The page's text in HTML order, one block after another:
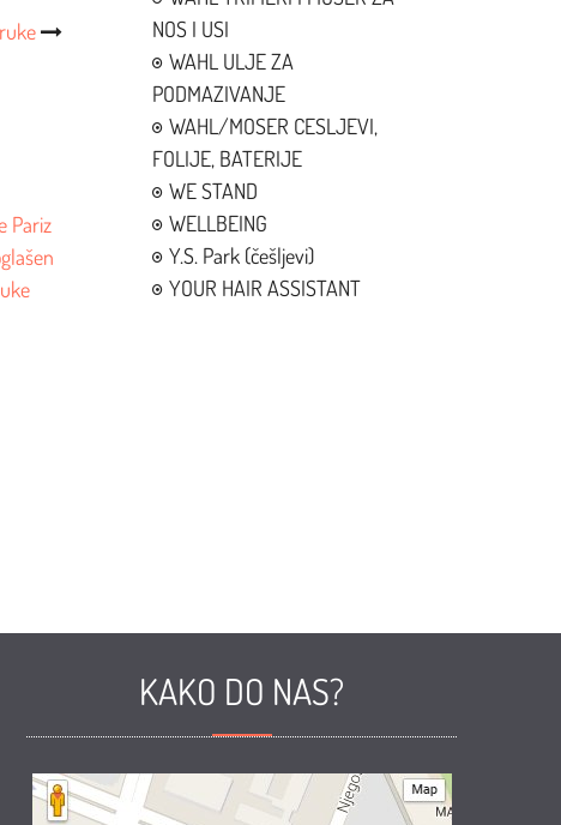
NOS I USI
WAHL ULJE ZA
PODMAZIVANJE
WAHL/MOSER CESLJEVI,
FOLIJE, BATERIJE
WE STAND
WELLBEING
Y.S. Park (češljevi)
YOUR HAIR ASSISTANT
KAKO DO NAS?